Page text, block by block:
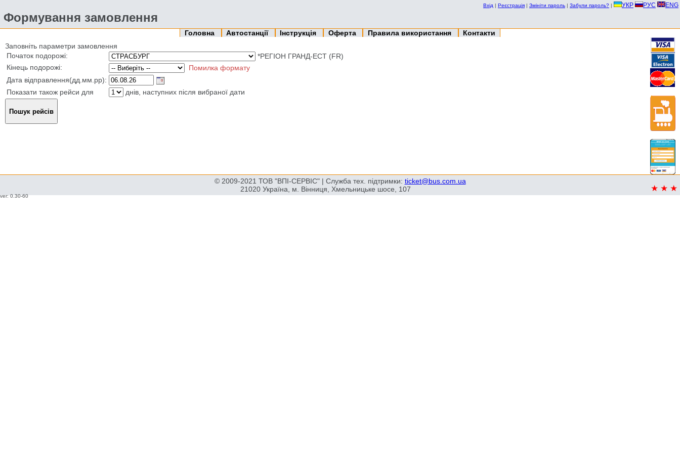
Вхід | Реєстрація | Змініти пароль | Забули пароль? | УКР РУС ENG
Формування замовлення
Головна Автостанції Інструкція Оферта Правила використання
Контакти
Заповніть параметри замовлення
Початок подорожі:
*РЕГІОН ГРАНД-ЕСТ (FR)
Кінець подорожі:
Помилка формату
Дата відправлення(дд.мм.рр):
Показати також рейси для
днів, наступних після вибраної дати
© 2009-2021 ТОВ "ВПІ-СЕРВІС" | Служба тех. підтримки: ticket@bus.com.ua
21020 Україна, м. Вінниця, Хмельницьке шосе, 107
ver: 0.30-60